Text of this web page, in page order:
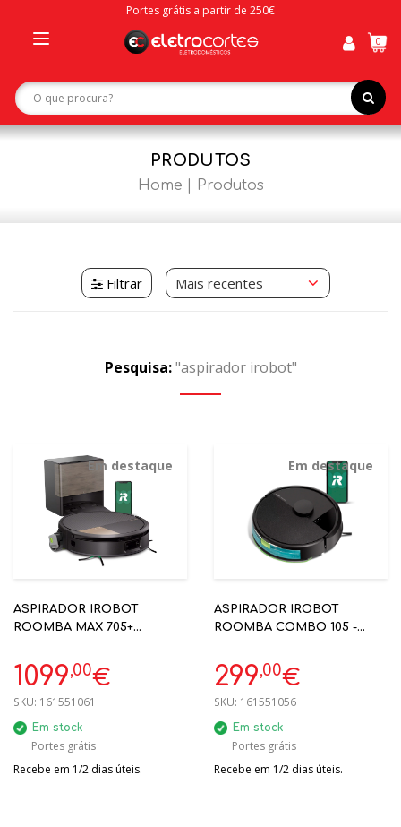
Portes grátis a partir de 250€
navigation
0
PRODUTOS
Home Produtos
Filtrar
Pesquisa:"aspirador irobot"
Em destaque
ASPIRADOR IROBOT
ROOMBA MAX 705+
AUTOWASH - IRX185040
1099,00€
SKU: 161551061
Em stock
Portes grátis
Recebe em 1/2 dias úteis.
Em destaque
ASPIRADOR IROBOT
ROOMBA COMBO 105 -
299,00€
SKU: 161551056
Em stock
Portes grátis
Recebe em 1/2 dias úteis.